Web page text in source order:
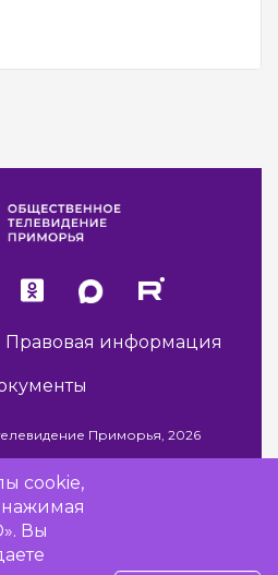
Правовая информация
Приморья, 2026
сайта -Vladweb
cookie,
нажимая
Вы